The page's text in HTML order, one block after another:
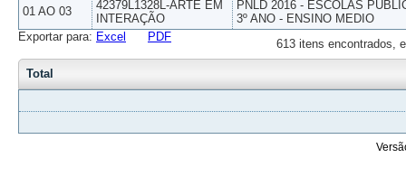
01 AO 03
42379L1328L-ARTE EM
INTERAÇÃO
PNLD 2016 - ESCOLAS
3º ANO - ENSINO MEDIO
613 itens encontrados,
Exportar para: Excel PDF
Total